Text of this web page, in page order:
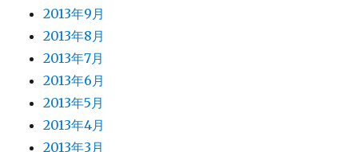
2013年9月
2013年8月
2013年7月
2013年6月
2013年5月
2013年4月
2013年3月